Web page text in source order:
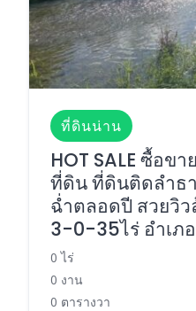
ที่ดินน่าน
HOT SALE ซื้อข
ที่ดิน ที่ดินติดลำธ
ฉ่ำตลอดปี สวยวิ
3-0-35ไร่ อำเภ
0 ไร่
0 งาน
0 ตารางวา